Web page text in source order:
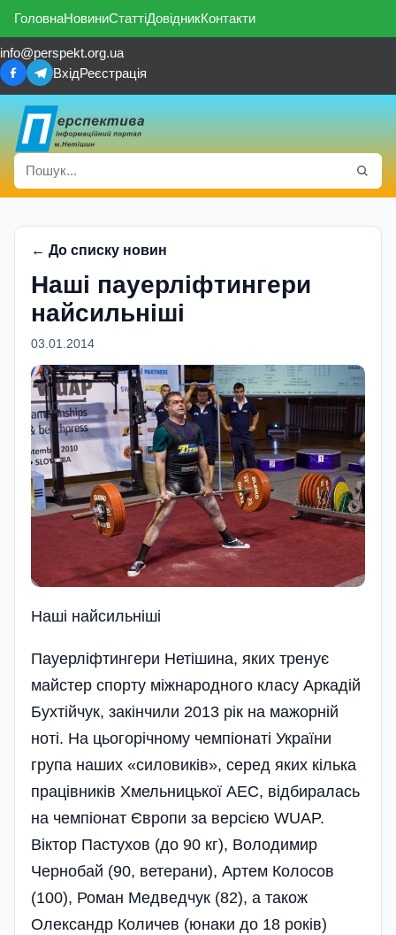
ГоловнаНовиниСтаттіДовідникКонтакти
info@perspekt.org.ua
ВхідРеєстрація
← До списку новин
Наші пауерліфтингери
найсильніші
03.01.2014
Наші найсильніші
Пауерліфтингери Нетішина, яких тренує
майстер спорту міжнародного класу Аркадій
Бухтійчук, закінчили 2013 рік на мажорній
ноті. На цьогорічному чемпіонаті України
група наших «силовиків», серед яких кілька
працівників Хмельницької АЕС, відбиралась
на чемпіонат Європи за версією WUAP.
Віктор Пастухов (до 90 кг), Володимир
Чернобай (90, ветерани), Артем Колосов
(100), Роман Медведчук (82), а також
Олександр Количев (юнаки до 18 років)